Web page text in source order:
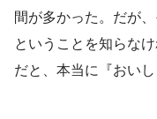
間が多かった。だが
ということを知らな
だと、本当に『おいし